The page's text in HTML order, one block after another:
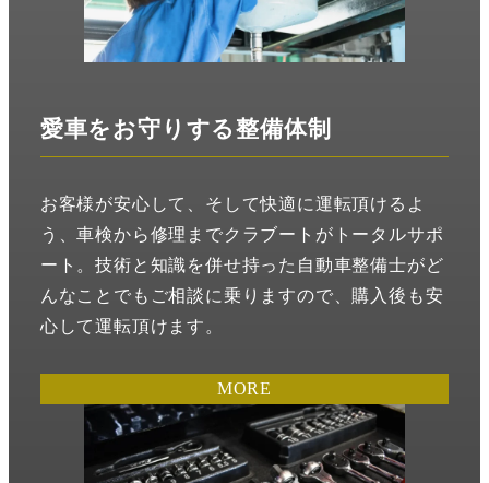
愛車をお守りする整備体制
お客様が安心して、そして快適に運転頂けるよ
う、車検から修理までクラブートがトータルサポ
ート。技術と知識を併せ持った自動車整備士がど
んなことでもご相談に乗りますので、購入後も安
心して運転頂けます。
MORE